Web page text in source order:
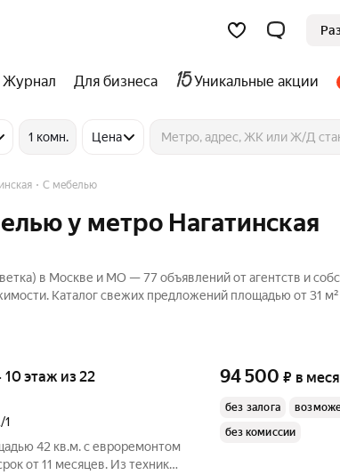
Журнал Для бизнеса Уникальные акции
1 комн. Цена
С мебелью
у метро Нагатинская
в Москве и МО — 77 объявлений от агентств и
Каталог свежих предложений площадью от 31 м²
10 этаж из 22
42 кв.м. с евроремонтом
от 11 месяцев. Из техники
94 500 ₽ в
без залога
без комиссии